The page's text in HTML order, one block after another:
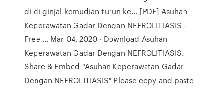
di di ginjal kemudian turun ke… [PDF] Asuhan
Keperawatan Gadar Dengan NEFROLITIASIS -
Free ... Mar 04, 2020 · Download Asuhan
Keperawatan Gadar Dengan NEFROLITIASIS.
Share & Embed "Asuhan Keperawatan Gadar
Dengan NEFROLITIASIS" Please copy and paste